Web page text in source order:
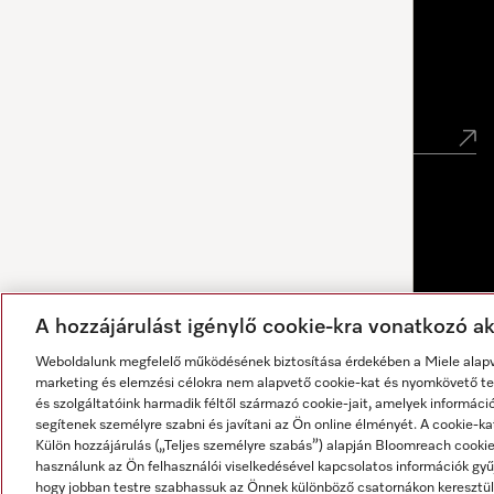
A válaszokat mesterséges intelligencia generálja.
A hozzájárulást igénylő cookie-kra vonatkozó
Weboldalunk megfelelő működésének biztosítása érdekében a Miele
marketing és elemzési célokra nem alapvető cookie-kat és nyomkövető
és szolgáltatóink harmadik féltől származó cookie-jait, amelyek
segítenek személyre szabni és javítani az Ön online élményét. A cookie-
Külön hozzájárulás („Teljes személyre szabás”) alapján Bloomreach
használunk az Ön felhasználói viselkedésével kapcsolatos információk
hogy jobban testre szabhassuk az Önnek különböző csatornákon